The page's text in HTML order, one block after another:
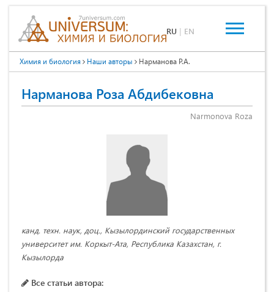
RU | EN
Химия и биология Наши авторы Нарманова Р.А.
Нарманова Роза Абдибековна
Narmonova Roza
канд. техн. наук, доц., Кызылординский государственных
университет им. Коркыт-Ата, Республика Казахстан, г.
Кызылорда
Все статьи автора: